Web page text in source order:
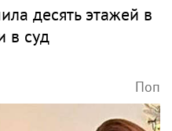
десять этажей в
в суд
Поп